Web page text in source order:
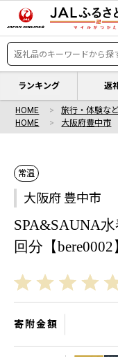
ランキング 返
HOME 旅行・体験な
HOME
大阪府豊中市
常温
大阪府 豊中市
SPA&SAUNA
回分【bere0002
寄附金額